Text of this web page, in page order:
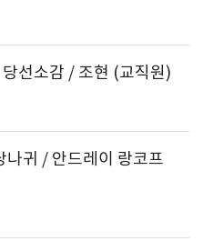
선소감 / 조현 (교직원)
나귀 / 안드레이 랑코프